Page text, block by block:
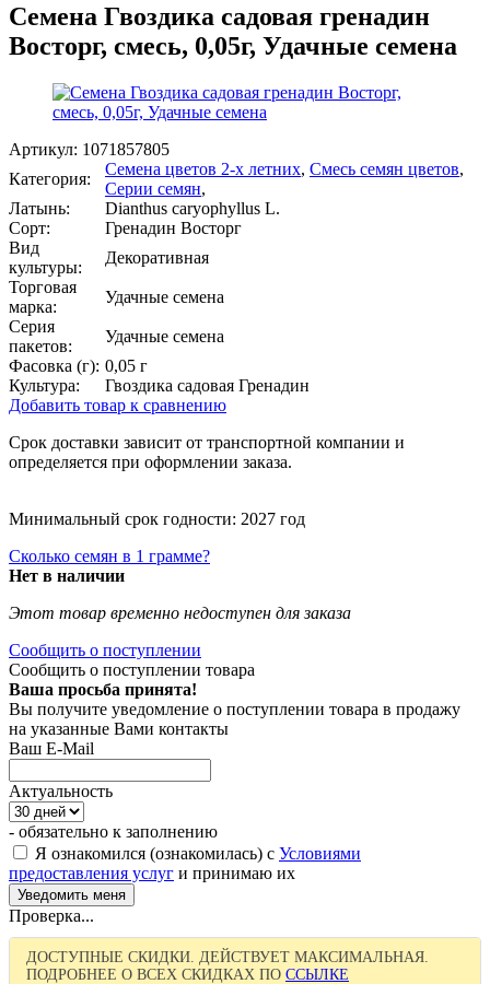
Семена Гвоздика садовая гренадин
Восторг, смесь, 0,05г, Удачные семена
Артикул: 1071857805
Категория:
Семена цветов 2-х летних, Смесь семян цветов,
Серии семян,
Латынь:
Dianthus caryophyllus L.
Сорт:
Гренадин Восторг
Вид
культуры:
Декоративная
Торговая
марка:
Удачные семена
Серия
пакетов:
Удачные семена
Фасовка (г): 0,05 г
Культура:
Гвоздика садовая Гренадин
Добавить товар к сравнению
Срок доставки зависит от транспортной компании и
определяется при оформлении заказа.
Минимальный срок годности: 2027 год
Сколько семян в 1 грамме?
Нет в наличии
Этот товар временно недоступен для заказа
Сообщить о поступлении
Сообщить о поступлении товара
Ваша просьба принята!
Вы получите уведомление о поступлении товара в продажу
на указанные Вами контакты
Ваш E-Mail
Актуальность
- обязательно к заполнению
Я ознакомился (ознакомилась) с Условиями
предоставления услуг и принимаю их
Проверка...
ДОСТУПНЫЕ СКИДКИ. ДЕЙСТВУЕТ МАКСИМАЛЬНАЯ.
ПОДРОБНЕЕ О ВСЕХ СКИДКАХ ПО ССЫЛКЕ